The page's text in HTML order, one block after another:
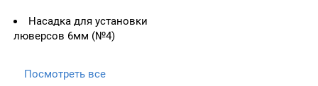
Насадка для установки
люверсов 6мм (№4)
Посмотреть все